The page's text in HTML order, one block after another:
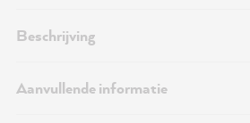
Beschrijving
Aanvullende informatie